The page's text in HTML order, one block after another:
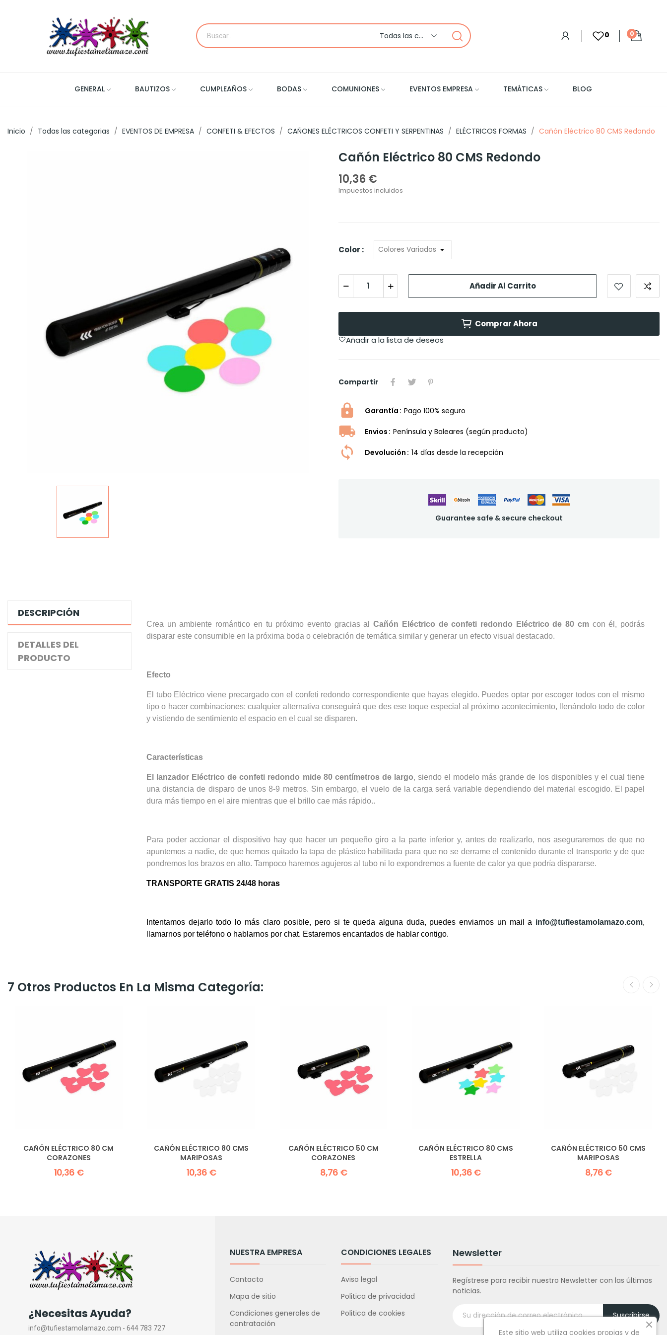
Todas las categorias 0 0
GENERAL BAUTIZOS CUMPLEAÑOS BODAS COMUNIONES EVENTOS EMPRESA TEMÁTICAS BLOG
Inicio Todas las categorias EVENTOS DE EMPRESA CONFETI & EFECTOS CAÑONES ELÉCTRICOS CONFETI Y SERPENTINAS ELÉCTRICOS FORMAS Cañón Eléctrico 80 CMS Redondo
Cañón Eléctrico 80 CMS Redondo
10,36 €
Impuestos incluidos
Color :
Añadir Al Carrito
Comprar Ahora
Añadir a la lista de deseos
Compartir
Garantía Pago 100% seguro
Envios Península y Baleares (según producto)
Devolución 14 dí­as desde la recepción
Guarantee safe & secure checkout
DESCRIPCIÓN
DETALLES DEL
PRODUCTO
Crea un ambiente romántico en tu próximo evento gracias alCañón Eléctrico de confeti redondo Eléctrico de 80 cmcon él, podrás
disparar este consumible en la próxima boda o celebración de temática similar y generar un efecto visual destacado.
Efecto
El tubo Eléctrico viene precargado con el confeti redondo correspondiente que hayas elegido. Puedes optar por escoger todos con el mismo
tipo o hacer combinaciones: cualquier alternativa conseguirá que des ese toque especial al próximo acontecimiento, llenándolo todo de color
y vistiendo de sentimiento el espacio en el cual se disparen.
Características
El lanzador Eléctrico de confeti redondo mide 80 centímetros de largo, siendo el modelo más grande de los disponibles y el cual tiene
una distancia de disparo de unos 8-9 metros. Sin embargo, el vuelo de la carga será variable dependiendo del material escogido. El papel
dura más tiempo en el aire mientras que el brillo cae más rápido..
Para poder accionar el dispositivo hay que hacer un pequeño giro a la parte inferior y, antes de realizarlo, nos aseguraremos de que no
apuntemos a nadie, de que hemos quitado la tapa de plástico habilitada para que no se derrame el contenido durante el transporte y de que
pondremos los brazos en alto. Tampoco haremos agujeros al tubo ni lo expondremos a fuente de calor ya que podría dispararse.
TRANSPORTE GRATIS 24/48 horas
Intentamos dejarlo todo lo más claro posible, pero si te queda alguna duda, puedes enviarnos un mail a info@tufiestamolamazo.com,
llamarnos por teléfono o hablarnos por chat. Estaremos encantados de hablar contigo.
7 Otros Productos En La Misma Categoría:
CAÑÓN ELÉCTRICO 80 CM
CORAZONES
10,36 €
CAÑÓN ELÉCTRICO 80 CMS
MARIPOSAS
10,36 €
CAÑÓN ELÉCTRICO 50 CM
CORAZONES
8,76 €
CAÑÓN ELÉCTRICO 80 CMS
ESTRELLA
10,36 €
CAÑÓN ELÉCTRICO 50 CMS
MARIPOSAS
8,76 €
¿Necesitas Ayuda?
info@tufiestamolamazo.com - 644 783 727
NUESTRA EMPRESA
Contacto
Mapa de sitio
Condiciones generales de
contratación
CONDICIONES LEGALES
Aviso legal
Politica de privacidad
Politica de cookies
Newsletter
Regístrese para recibir nuestro Newsletter con las últimas
noticias.
Suscribirse
Este sitio web utiliza cookies propias y de